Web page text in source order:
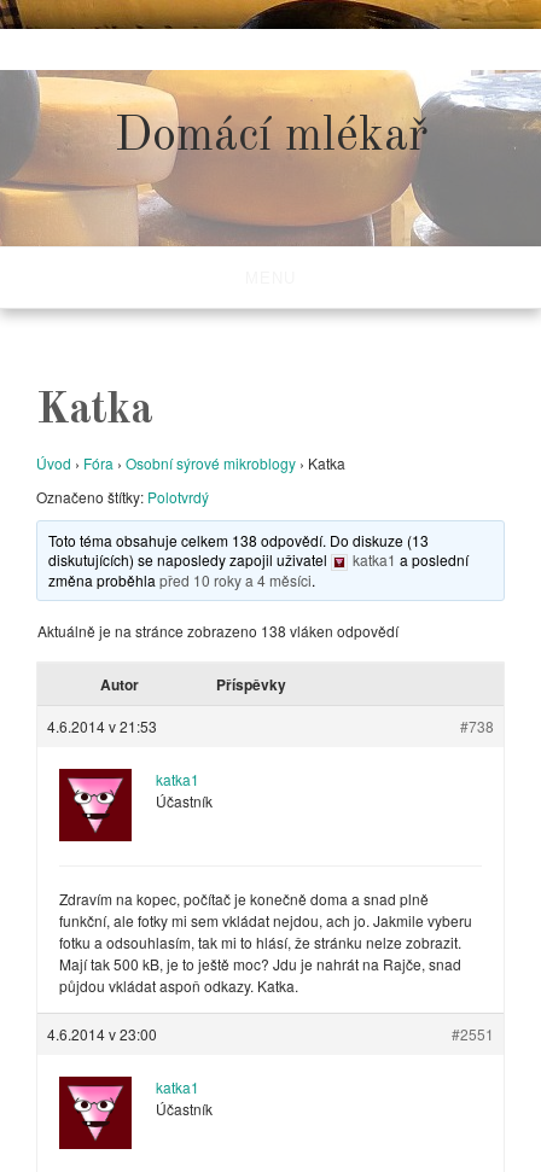
to
content
Domácí mlékař
Katka
Úvod › Fóra › Osobní sýrové mikroblogy › Katka
Označeno štítky: Polotvrdý
Toto téma obsahuje celkem 138 odpovědí. Do diskuze (13
diskutujících) se naposledy zapojil uživatel
katka1 a poslední
změna proběhlapřed 10 roky a 4 měsíci.
Aktuálně je na stránce zobrazeno 138 vláken odpovědí
Autor Příspěvky
4.6.2014 v 21:53 #738
katka1
Účastník
Zdravím na kopec, počítač je konečně doma a snad plně
funkční, ale fotky mi sem vkládat nejdou, ach jo. Jakmile vyberu
fotku a odsouhlasím, tak mi to hlásí, že stránku nelze zobrazit.
Mají tak 500 kB, je to ještě moc? Jdu je nahrát na Rajče, snad
půjdou vkládat aspoň odkazy. Katka.
4.6.2014 v 23:00 #2551
katka1
Účastník